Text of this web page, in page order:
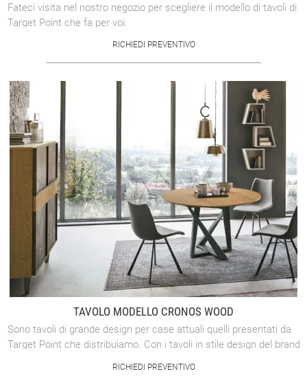
Fateci visita nel nostro negozio per scegliere il modello di tavoli di
Target Point che fa per voi.
RICHIEDI PREVENTIVO
TAVOLO MODELLO CRONOS WOOD
Sono tavoli di grande design per case attuali quelli presentati da
Target Point che distribuiamo. Con i tavoli in stile design del brand
RICHIEDI PREVENTIVO